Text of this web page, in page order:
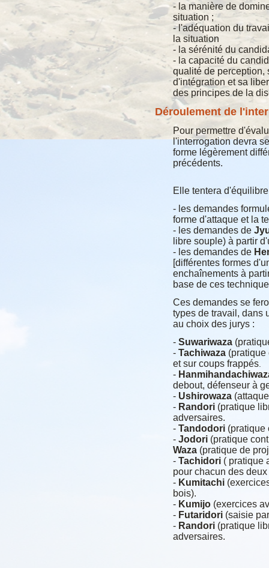
- la manière de
situation ;
- l'adéquation du
la situation
- la sérénité du
- la capacité du
qualité de perception,
d'intégration et sa
des principes de la
Déroulement de
Pour permettre
l'interrogation devra
forme légèrement
précédents.
Elle tentera
- les demandes
forme d'attaque et la
- les demandes de
libre souple) à partir
- les demandes de
[différentes formes
enchaînements à
base de ces
Ces demandes se
types de travail, dans
au choix des jurys :
- Suwariwaza
- Tachiwaza (pratique
et sur coups frappés
-
debout, défenseur à
- Ushirowaza
- Randori (pratique
adversaires.
- Tandodori (pratique
- Jodori (pratique
Waza (pratique de
- Tachidori ( pratique
pour chacun des
- Kumitachi
bois).
- Kumijo (exercices
- Futaridori (saisie
- Randori (pratique
adversaires.